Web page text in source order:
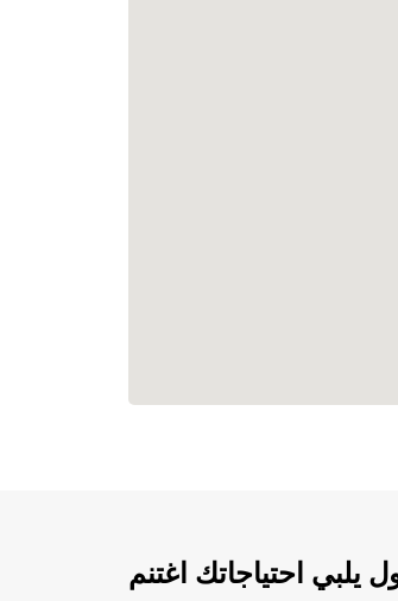
يلبي احتياجاتك اغتنم